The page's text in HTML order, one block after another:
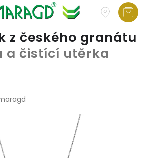
z českého granátu
a čistící utěrka